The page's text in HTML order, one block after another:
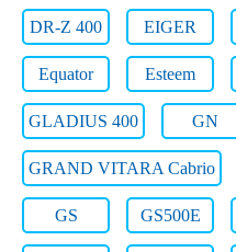
DR-Z 400 EIGER
Equator Esteem
GLADIUS 400 GN
GRAND VITARA Cabrio
GS GS500E